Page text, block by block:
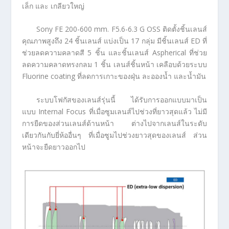
เล็ก และ เกลียวใหญ่
Sony FE 200-600 mm. F5.6-6.3 G OSS ติดตั้งชิ้นเลนส์
คุณภาพสูงถึง 24 ชิ้นเลนส์ แบ่งเป็น 17 กลุ่ม มีชิ้นเลนส์ ED ที่
ช่วยลดความคลาดสี 5 ชิ้น และชิ้นเลนส์ Aspherical ที่ช่วย
ลดความคลาดทรงกลม 1 ชิ้น เลนส์ชิ้นหน้า เคลือบด้วยระบบ
Fluorine coating ที่ลดการเกาะของฝุ่น ละอองน้ำ และน้ำมัน
ระบบโฟกัสของเลนส์รุ่นนี้ ได้รับการออกแบบมาเป็น
แบบ Internal Focus ที่เมื่อซูมเลนส์ไปช่วงที่ยาวสุดแล้ว ไม่มี
การยืดของส่วนเลนส์ด้านหน้า ต่างไปจากเลนส์ในระดับ
เดียวกันกับยี่ห้ออื่นๆ ที่เมื่อซูมไปช่วงยาวสุดของเลนส์ ส่วน
หน้าจะยืดยาวออกไป